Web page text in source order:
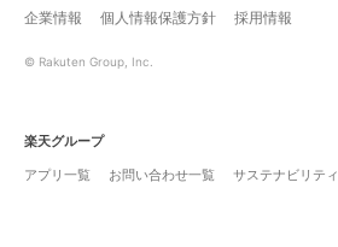
企業情報 個人情報保護方針 採用情報
© Rakuten Group, Inc.
楽天グループ
アプリ一覧
お問い合わせ一覧 サステナビリティ